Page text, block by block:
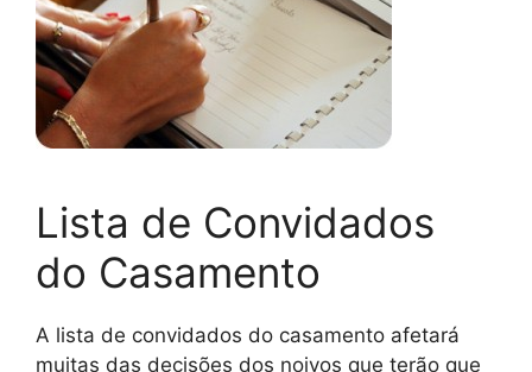
Lista de Convidados
do Casamento
A lista de convidados do casamento afetará
muitas das decisões dos noivos que terão que